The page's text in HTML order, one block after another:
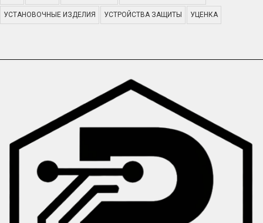
УСТАНОВОЧНЫЕ ИЗДЕЛИЯ УСТРОЙСТВА ЗАЩИТЫ УЦЕНКА